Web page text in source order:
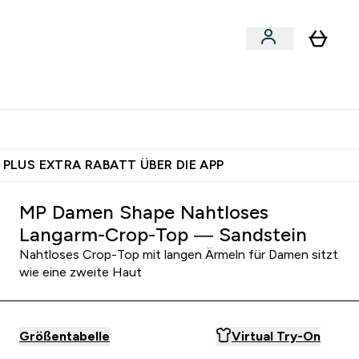
EXTRA RABATT ÜBER DIE APP
MP Damen Shape Nahtloses
Langarm-Crop-Top — Sandstein
Nahtloses Crop-Top mit langen Ärmeln für Damen sitzt
wie eine zweite Haut
Größentabelle Virtual Try-On